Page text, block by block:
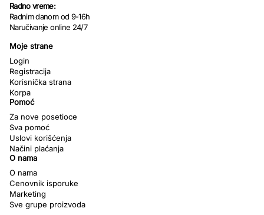
Radno vreme:
Radnim danom od 9-16h
Naručivanje online 24/7
Moje strane
Login
Registracija
Korisnička strana
Korpa
Pomoć
Za nove posetioce
Sva pomoć
Uslovi korišćenja
Načini plaćanja
O nama
O nama
Cenovnik isporuke
Marketing
Sve grupe proizvoda